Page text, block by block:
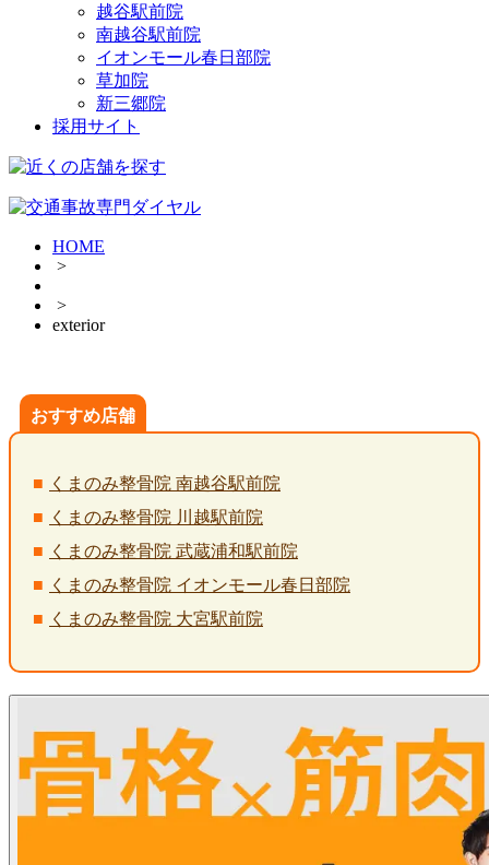
越谷駅前院
南越谷駅前院
イオンモール春日部院
草加院
新三郷院
採用サイト
HOME
>
>
exterior
おすすめ店舗
くまのみ整骨院 南越谷駅前院
くまのみ整骨院 川越駅前院
くまのみ整骨院 武蔵浦和駅前院
くまのみ整骨院 イオンモール春日部院
くまのみ整骨院 大宮駅前院